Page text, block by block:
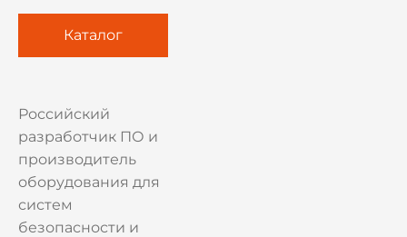
Российский
разработчик ПО и
производитель
оборудования для
систем
безопасности и
Каталог